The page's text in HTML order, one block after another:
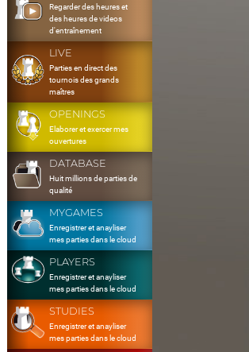
Regarder des heures et
des heures de videos
d'entraînement
LIVE
Parties en direct des
tournois des grands
maîtres
OPENINGS
Elaborer et exercer mes
ouvertures
DATABASE
Huit millions de parties de
qualité
MYGAMES
Enregistrer et anayliser
mes parties dans le cloud
PLAYERS
Enregistrer et anayliser
mes parties dans le cloud
STUDIES
Enregistrer et anayliser
mes parties dans le cloud